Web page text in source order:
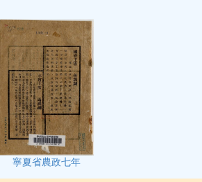
寧夏省農政七年